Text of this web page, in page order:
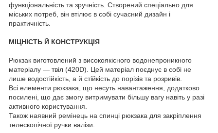
функціональність та зручність. Створений спеціально для
міських потреб, він втілює в собі сучасний дизайн і
практичність.
МІЦНІСТЬ Й КОНСТРУКЦІЯ
Рюкзак виготовлений з високоякісного водонепроникного
матеріалу — твіл (420D). Цей матеріал поєднує в собі не
лише водостійкість, а й стійкість до порізів та розривів.
Всі елементи рюкзака, що несуть навантаження, додатково
посилені, що дає змогу витримувати більшу вагу навіть у разі
активного користування.
Також наявний ремінець на спинці рюкзака для закріплення
телескопічної ручки валізи.